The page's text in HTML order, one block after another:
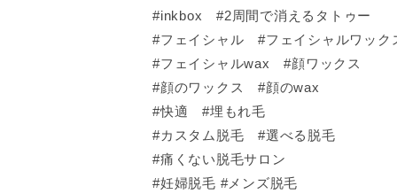
#inkbox #2周間で消えるタトゥー
#フェイシャル #フェイシャルワック
#フェイシャルwax #顔ワックス
#顔のワックス #顔のwax
#快適 #埋もれ毛
#カスタム脱毛 #選べる脱毛
#痛くない脱毛サロン
#妊婦脱毛 #メンズ脱毛